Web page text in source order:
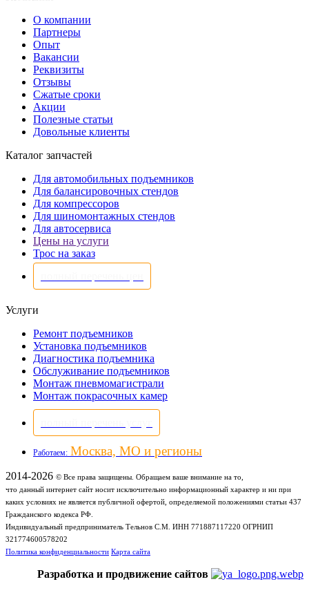
О компании
Партнеры
Опыт
Вакансии
Реквизиты
Отзывы
Сжатые сроки
Акции
Полезные статьи
Довольные клиенты
Каталог запчастей
Для автомобильных подъемников
Для балансировочных стендов
Для компрессоров
Для шиномонтажных стендов
Для автосервиса
Цены на услуги
Трос на заказ
Услуги
Ремонт подъемников
Установка подъемников
Диагностика подъемника
Обслуживание подъемников
Монтаж пневмомагистрали
Монтаж покрасочных камер
Работаем: Москва, МО и регионы
2014-2026 © Все права защищены. Обращаем ваше внимание на то,
что данный интернет сайт носит исключительно информационный характер и ни при
каких условиях не является публичной офертой, определяемой положениями статьи 437
Гражданского кодекса РФ.
Индивидуальный предприниматель Тельнов С.М. ИНН 771887117220 ОГРНИП
321774600578202
Политика конфиденциальности Карта сайта
Разработка и продвижение сайтов